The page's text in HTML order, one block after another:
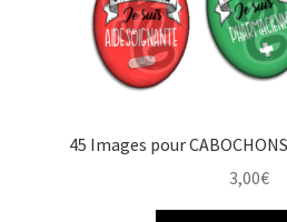
45 Images pour
3,00€